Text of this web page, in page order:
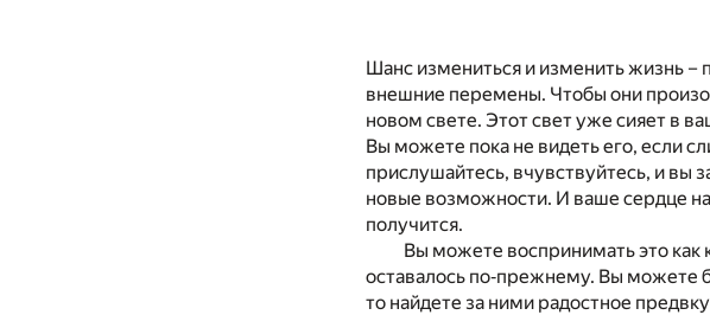
Шанс измениться и изменить жизнь –
внешние перемены. Чтобы они
новом свете. Этот свет уже сияет в
Вы можете пока не видеть его, если
прислушайтесь, вчувствуйтесь, и вы
новые возможности. И ваше сердце
получится.
Вы можете воспринимать это как
оставалось по‐прежнему. Вы можете
то найдете за ними радостное